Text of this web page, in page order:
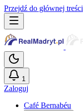
Przejdź do głównej treści
1
Zaloguj
Café Bernabéu